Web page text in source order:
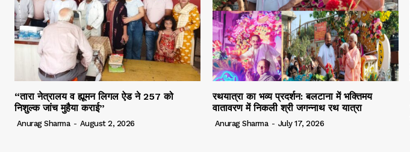
“तारा नेत्रालय व ह्यूमन लिगल ऐड ने 257 को
निशुल्क जांच मुहैया कराई”
Anurag Sharma - August 2, 2026
रथयात्रा का भव्य प्रदर्शन: बलटाना में भक्तिमय
वातावरण में निकली श्री जगन्नाथ रथ यात्रा
Anurag Sharma - July 17, 2026